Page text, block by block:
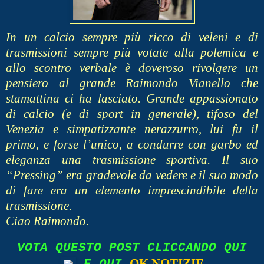
In un calcio sempre più ricco di veleni e di
trasmissioni sempre più votate alla polemica e
allo scontro verbale è doveroso rivolgere un
pensiero al grande Raimondo Vianello che
stamattina ci ha lasciato. Grande appassionato
di calcio (e di sport in generale), tifoso del
Venezia e simpatizzante nerazzurro, lui fu il
primo, e forse l’unico, a condurre con garbo ed
eleganza una trasmissione sportiva. Il suo
“Pressing” era gradevole da vedere e il suo modo
di fare era un elemento imprescindibile della
trasmissione.
Ciao Raimondo.
VOTA QUESTO POST CLICCANDO QUI